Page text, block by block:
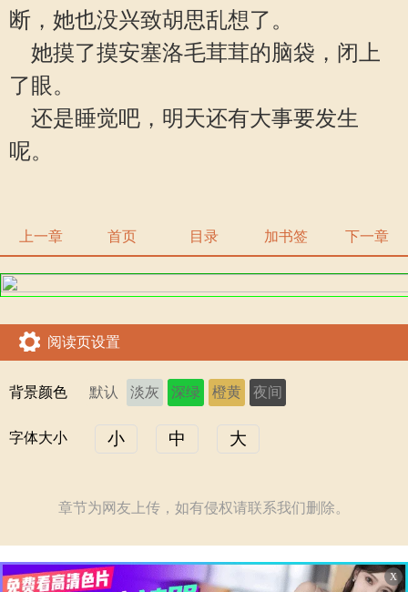
断，她也没兴致胡思乱想了。
她摸了摸安塞洛毛茸茸的脑袋，闭上
了眼。
还是睡觉吧，明天还有大事要发生
呢。
上一章 首页 目录 加书签 下一章
阅读页设置
背景颜色 默认 淡灰 深绿 橙黄 夜间
字体大小 小 中 大
章节为网友上传，如有侵权请联系我们删除。
X